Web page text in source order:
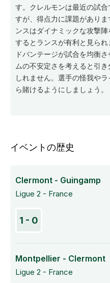
す。クレルモンは最近の試
すが、得点力に課題があり
ンスはダイナミックな攻撃
するとランスが有利と見ら
ドバンテージが試合を均衡
ムの不安定さを考えると引
しれません。選手の怪我や
ら賭けるようにしましょう。
イベントの歴史
Clermont - Guingamp
Ligue 2 - France
1 - 0
Montpellier - Clermont
Ligue 2 - France